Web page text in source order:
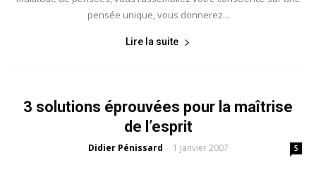
pensée unique, vous donnerez...
Lire la suite
3 solutions éprouvées pour la maîtrise
de l’esprit
Didier Pénissard - 1 janvier 2007 5